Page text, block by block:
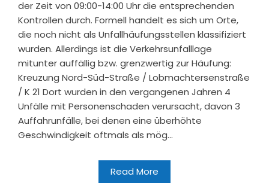
der Zeit von 09:00-14:00 Uhr die entsprechenden
Kontrollen durch. Formell handelt es sich um Orte,
die noch nicht als Unfallhäufungsstellen klassifiziert
wurden. Allerdings ist die Verkehrsunfalllage
mitunter auffällig bzw. grenzwertig zur Häufung:
Kreuzung Nord-Süd-Straße / Lobmachtersenstraße
/ K 21 Dort wurden in den vergangenen Jahren 4
Unfälle mit Personenschaden verursacht, davon 3
Auffahrunfälle, bei denen eine überhöhte
Geschwindigkeit oftmals als mög...
Read More